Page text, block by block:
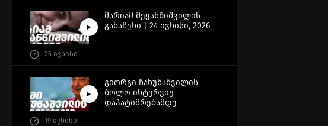
მარიამ მეყანწიშვილის
განაჩენი | 24 ივნისი, 2026
25 ივნისი
გიორგი ჩახუნაშვილის
ბოლო ინტერვიუ
დაპატიმრებამდე
19 ივნისი